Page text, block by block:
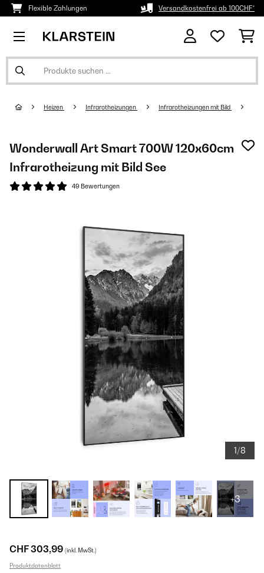
Flexible Zahlungen Versandkostenfrei ab 100CHF*
Heizen Infrarotheizungen Infrarotheizungen mit Bild
Wonderwall Art Smart 700W 120x60cm
Infrarotheizung mit Bild See
49 Bewertungen
1/8
+3
CHF 303,99 (inkl. MwSt.)
Produktdatenblatt